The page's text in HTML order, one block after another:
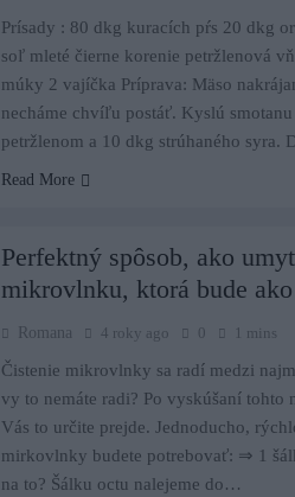
Prísady : 80 dkg kuracích pŕs 20 dkg
soľ mleté čierne korenie petržlenová
múky 2 vajíčka Príprava: Mäso
necháme chvíľu postáť. Kyslú
petržlenom a 10 dkg strúhaného syra.
Read More
Perfektný spôsob, ako
mikrovlnku, ktorá bude
Romana 4 roky ago 0 1 mins
Čistenie mikrovlnky sa radí medzi
vy to nemáte radi? Po vyskúšaní
Vás to určite prejde. Jednoducho,
mirkovlnky budete potrebovať: ⇒ 1
na to? Šálku octu nalejeme do…